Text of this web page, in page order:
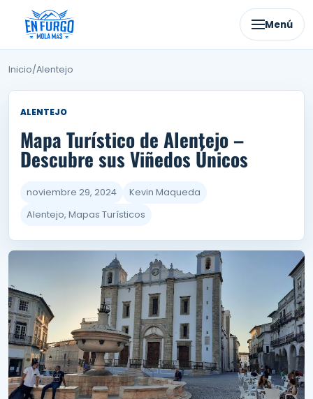
contenido
Menú
Inicio/Alentejo
ALENTEJO
Mapa Turístico de Alentejo –
Descubre sus Viñedos Únicos
noviembre 29, 2024
Kevin Maqueda
Alentejo, Mapas Turísticos